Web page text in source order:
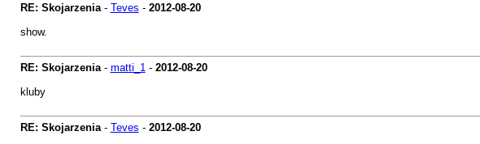
RE: Skojarzenia- Teves - 2012-08-20
show.
RE: Skojarzenia- matti_1- 2012-08-20
kluby
RE: Skojarzenia- Teves - 2012-08-20